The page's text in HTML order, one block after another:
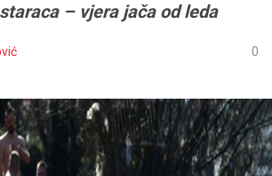
– vjera jača od leda
0